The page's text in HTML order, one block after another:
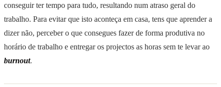
conseguir ter tempo para tudo, resultando num atraso geral do
trabalho. Para evitar que isto aconteça em casa, tens que aprender a
dizer não, perceber o que consegues fazer de forma produtiva no
horário de trabalho e entregar os projectos as horas sem te levar ao
burnout.